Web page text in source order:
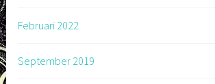
Februari 2022
September 2019